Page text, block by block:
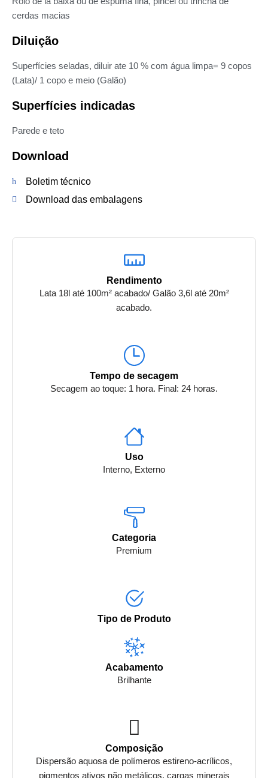
cerdas macias
Diluição
Superfícies seladas, diluir ate 10 % com água limpa= 9 copos
(Lata)/ 1 copo e meio (Galão)
Superfícies indicadas
Parede e teto
Download
Boletim técnico
Download das embalagens
Rendimento
Lata 18l até 100m² acabado/ Galão 3,6l até 20m²
acabado.
Tempo de secagem
Secagem ao toque: 1 hora. Final: 24 horas.
Uso
Interno, Externo
Categoria
Premium
Tipo de Produto
Acabamento
Brilhante
Composição
Dispersão aquosa de polímeros estireno-acrílicos,
pigmentos ativos não metálicos, cargas minerais